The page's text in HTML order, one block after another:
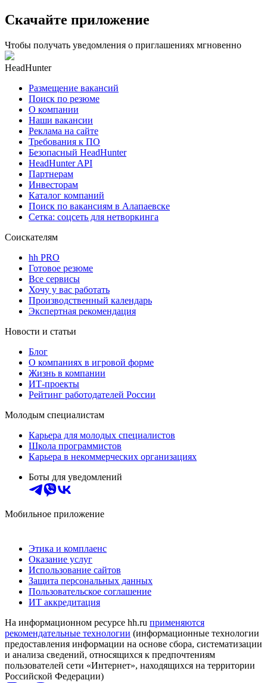
Скачайте приложение
Чтобы получать уведомления о приглашениях мгновенно
HeadHunter
Размещение вакансий
Поиск по резюме
О компании
Наши вакансии
Реклама на сайте
Требования к ПО
Безопасный HeadHunter
HeadHunter API
Партнерам
Инвесторам
Каталог компаний
Поиск по вакансиям в Алапаевске
Сетка: соцсеть для нетворкинга
Соискателям
hh PRO
Готовое резюме
Все сервисы
Хочу у вас работать
Производственный календарь
Экспертная рекомендация
Новости и статьи
Блог
О компаниях в игровой форме
Жизнь в компании
ИТ-проекты
Рейтинг работодателей России
Молодым специалистам
Карьера для молодых специалистов
Школа программистов
Карьера в некоммерческих организациях
Боты для уведомлений
Мобильное приложение
Этика и комплаенс
Оказание услуг
Использование сайтов
Защита персональных данных
Пользовательское соглашение
ИТ аккредитация
На информационном ресурсе hh.ru применяются
рекомендательные технологии (информационные технологии
предоставления информации на основе сбора, систематизации
и анализа сведений, относящихся к предпочтениям
пользователей сети «Интернет», находящихся на территории
Российской Федерации)